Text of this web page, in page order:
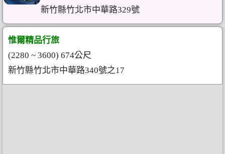
新竹縣竹北市中華路329號
惟爾精品行旅
(2280 ~ 3600) 674公尺
新竹縣竹北市中華路340號之17